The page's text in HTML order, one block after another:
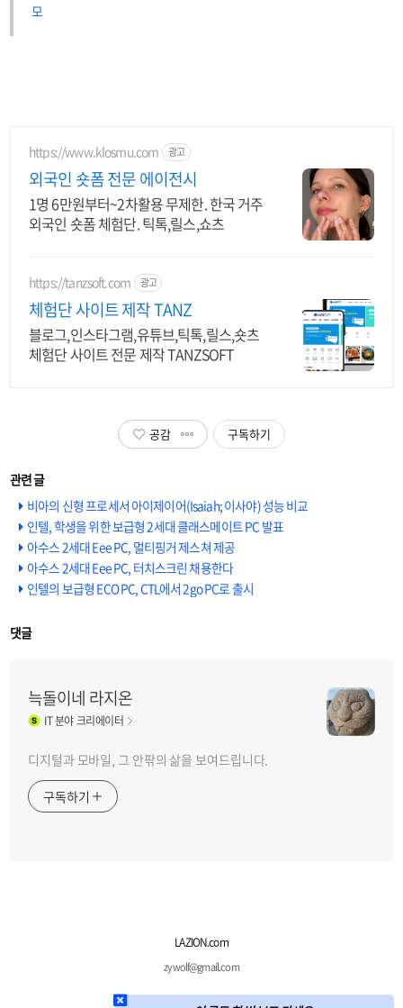
모
https://www.klosmu.com 광고
외국인 숏폼 전문 에이전시
1명 6만원부터~2차활용 무제한. 한국 거주
외국인 숏폼 체험단. 틱톡,릴스,쇼츠
https://tanzsoft.com 광고
체험단 사이트 제작 TANZ
블로그,인스타그램,유튜브,틱톡,릴스,숏츠
체험단 사이트 전문 제작 TANZSOFT
공감 구독하기
비아의 신형 프로세서 아이제이어(Isaiah; 이사야) 성능 비교
인텔, 학생을 위한 보급형 2세대 클래스메이트 PC 발표
아수스 2세대 Eee PC, 멀티핑거 제스쳐 제공
아수스 2세대 Eee PC, 터치스크린 채용한다
인텔의 보급형 ECO PC, CTL에서 2go PC로 출시
댓글
늑돌이네 라지온
IT분야 크리에이터
디지털과 모바일, 그 안팎의 삶을 보여드립니다.
구독하기
LAZION.com
zywolf@gmail.com